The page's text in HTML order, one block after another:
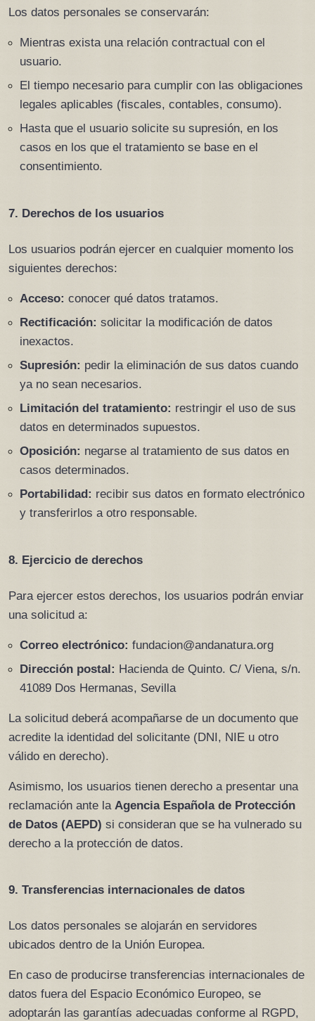
Los datos personales se conservarán:
Mientras exista una relación contractual con el
usuario.
El tiempo necesario para cumplir con las obligaciones
legales aplicables (fiscales, contables, consumo).
Hasta que el usuario solicite su supresión, en los
casos en los que el tratamiento se base en el
consentimiento.
7. Derechos de los usuarios
Los usuarios podrán ejercer en cualquier momento los
siguientes derechos:
Acceso: conocer qué datos tratamos.
Rectificación: solicitar la modificación de datos
inexactos.
Supresión: pedir la eliminación de sus datos cuando
ya no sean necesarios.
Limitación del tratamiento: restringir el uso de sus
datos en determinados supuestos.
Oposición: negarse al tratamiento de sus datos en
casos determinados.
Portabilidad: recibir sus datos en formato electrónico
y transferirlos a otro responsable.
8. Ejercicio de derechos
Para ejercer estos derechos, los usuarios podrán enviar
una solicitud a:
Correo electrónico: fundacion@andanatura.org
Dirección postal: Hacienda de Quinto. C/ Viena, s/n.
41089 Dos Hermanas, Sevilla
La solicitud deberá acompañarse de un documento que
acredite la identidad del solicitante (DNI, NIE u otro
válido en derecho).
Asimismo, los usuarios tienen derecho a presentar una
reclamación ante la Agencia Española de Protección
de Datos (AEPD) si consideran que se ha vulnerado su
derecho a la protección de datos.
9. Transferencias internacionales de datos
Los datos personales se alojarán en servidores
ubicados dentro de la Unión Europea.
En caso de producirse transferencias internacionales de
datos fuera del Espacio Económico Europeo, se
adoptarán las garantías adecuadas conforme al RGPD,